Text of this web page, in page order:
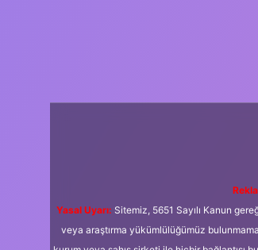
Yasal Uyarı: Sitemiz, 5651 Sayılı Kanun
veya araştırma yükümlülüğümüz